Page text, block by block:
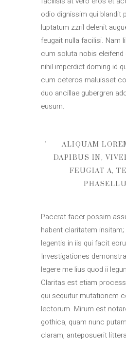
odio dignissim qui blandit
luptatum zzril delenit
feugait nulla facilisi. Nam
cum soluta nobis
nihil imperdiet doming id
cum ceteros maluisset
duo ancillae gubergren
eusum.
ALIQUAM
DAPIBUS IN,
FEUGIAT A,
Pacerat facer possim
habent claritatem
legentis in iis qui facit
Investigationes
legere me lius quod ii
Claritas est etiam
qui sequitur mutationem
lectorum. Mirum est
gothica, quam nunc
claram, anteposuerit